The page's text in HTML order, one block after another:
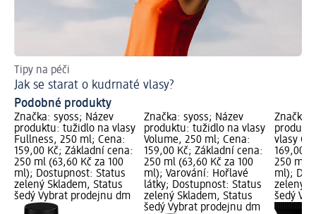
Tipy na péči
Jak se starat o kudrnaté vlasy?
Podobné produkty
Značka: syoss; Název
produktu: tužidlo na vlasy
Fullness, 250 ml; Cena:
159,00 Kč; Základní cena:
250 ml (63,60 Kč za 100
ml); Dostupnost: Status
zelený Skladem, Status
šedý Vybrat prodejnu dm
Značka: syoss; Název
produktu: tužidlo na vlasy
Volume, 250 ml; Cena:
159,00 Kč; Základní cena:
250 ml (63,60 Kč za 100
ml); Varování: Hořlavé
látky; Dostupnost: Status
zelený Skladem, Status
šedý Vybrat prodejnu dm
Značka:
vlasy
169,00
250 ml
ml);
zelený
šedý